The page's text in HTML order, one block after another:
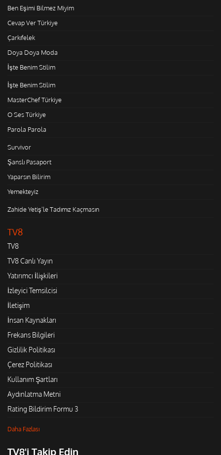
Ben Eşimi Bilmez Miyim
Cevap Ver Türkiye
Çarkıfelek
Doya Doya Moda
İşte Benim Stilim
İşte Benim Stilim
MasterChef Türkiye
O Ses Türkiye
Parola Parola
Survivor
Şanslı Pasaport
Yaparsın Bilirim
Yemekteyiz
Zahide Yetiş'le Tadımız Kaçmasın
TV8
TV8
TV8 Canlı Yayın
Yatırımcı İlişkileri
İzleyici Temsilcisi
İletişim
İnsan Kaynakları
Frekans Bilgileri
Gizlilik Politikası
Çerez Politikası
Kullanım Şartları
Aydınlatma Metni
Rating Bildirim Formu 3
Daha Fazlası
TV8'i Takip Edin